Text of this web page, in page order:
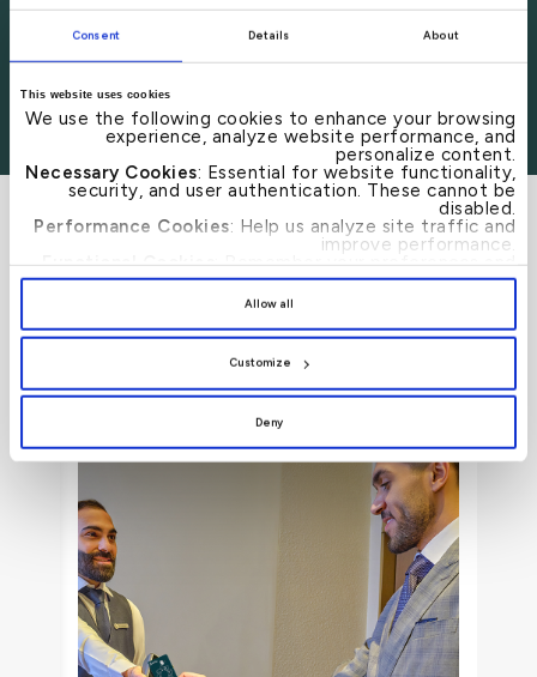
Consent Details About
This website uses cookies
We use the following cookies to enhance your browsing
experience, analyze website performance, and
personalize content.
Necessary Cookies: Essential for website functionality,
security, and user authentication. These cannot be
disabled.
Performance Cookies: Help us analyze site traffic and
improve performance.
Functional Cookies: Remember your preferences and
enhance user experience.
, you provide explicit consent to
preferences by clicking[Customize].
Allow all
Customize
Deny
قدّم طبلك الآن
اكتشف عالم من المزايا مع خدمات
بريميوم المصرفية